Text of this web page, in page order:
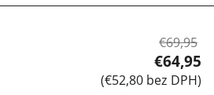
€69,95
€64,95
(€52,80 bez DPH)